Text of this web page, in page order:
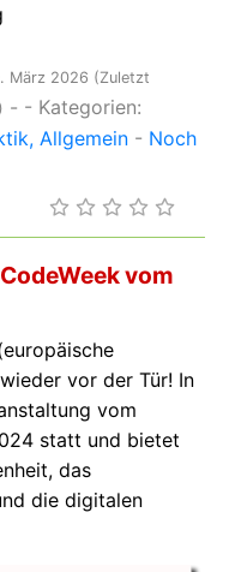
März 2026 (Zuletzt
- - Kategorien:
Allgemein - Noch
vom
vor der Tür! In
vom
statt und bietet
das
die digitalen